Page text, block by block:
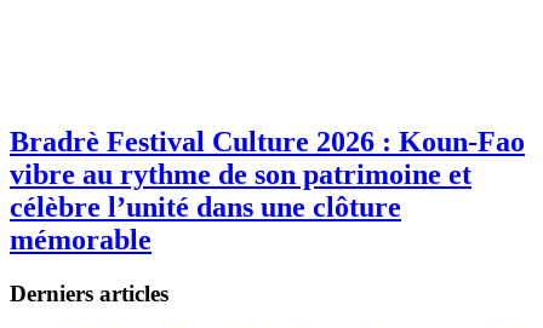
Bradrè Festival Culture 2026 : Koun-Fao
vibre au rythme de son patrimoine et
célèbre l’unité dans une clôture
mémorable
Derniers articles